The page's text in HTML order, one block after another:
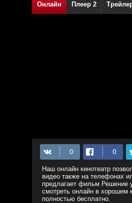
Онлайн Плеер 2
Наш онлайн кинотеатр
видео также на телефонах
предлагает фильм Решение
смотреть онлайн в хорошем
полностью бесплатно.